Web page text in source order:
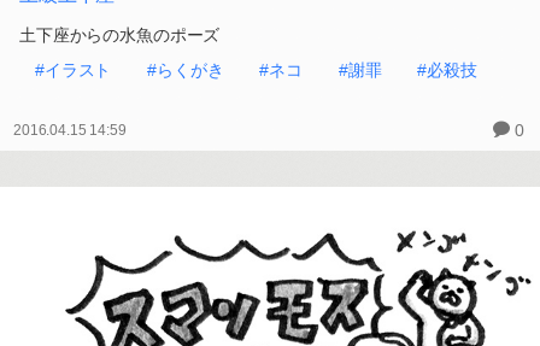
土下座からの水魚のポーズ
#イラスト
#らくがき #ネコ #謝罪 #必殺技
2016.04.15 14:59 0